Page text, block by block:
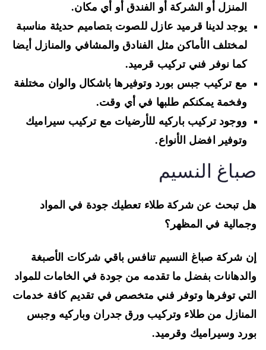
المنزل أو الشركة أو الفندق أو أي مكان.
يوجد لدينا قرميد عازل للصوت بتصاميم حديثة مناسبة
لمختلف الأماكن مثل الفنادق والمشافي والمنازل أيضا
كما نوفر فني تركيب قرميد.
مع تركيب جبس بورد وتوفيرها باشكال والوان مختلفة
وفخمة يمكنكم طلبها في أي وقت.
ووجود تركيب باركيه للأرضيات مع تركيب سيراميك
وتوفير افضل الأنواع.
النسيم
تبحث عن شركة طلاء تعطيك جودة في المواد
في المظهر؟
شركة صباغ النسيم تنافس باقي شركات الأصبغة
بفضل ما تقدمه من جودة في الخامات للمواد
توفرها وتوفر فني متخصص في تقديم كافة خدمات
من طلاء وتركيب ورق جدران وباركيه وجبس
وسيراميك وقرميد.